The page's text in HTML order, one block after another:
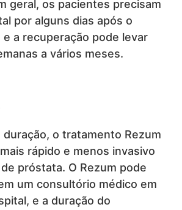
geral, os pacientes precisam
por alguns dias após o
a recuperação pode levar
a vários meses.
duração, o tratamento Rezum
rápido e menos invasivo
próstata. O Rezum pode
um consultório médico em
e a duração do